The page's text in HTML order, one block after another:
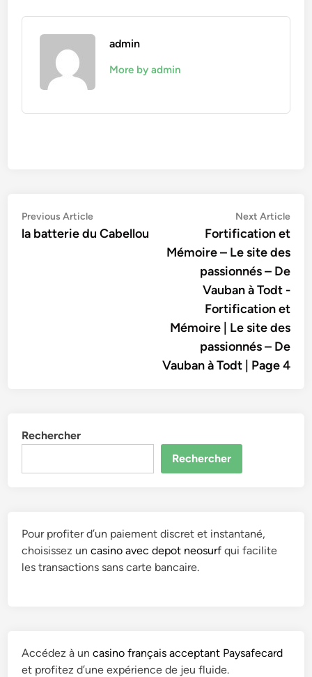
admin
More by admin
Navigation
de
Previous ArticlePrevious
article:
la batterie du Cabellou
Next Article
Fortification et
Mémoire – Le site des
passionnés – De
Vauban à Todt -
Fortification et
Mémoire | Le site des
passionnés – De
Vauban à Todt | Page 4
Rechercher
Rechercher
Pour profiter d’un paiement discret et instantané,
choisissez uncasino avec depot neosurf qui facilite
les transactions sans carte bancaire.
Accédez à uncasino français acceptant Paysafecard
et profitez d’une expérience de jeu fluide.